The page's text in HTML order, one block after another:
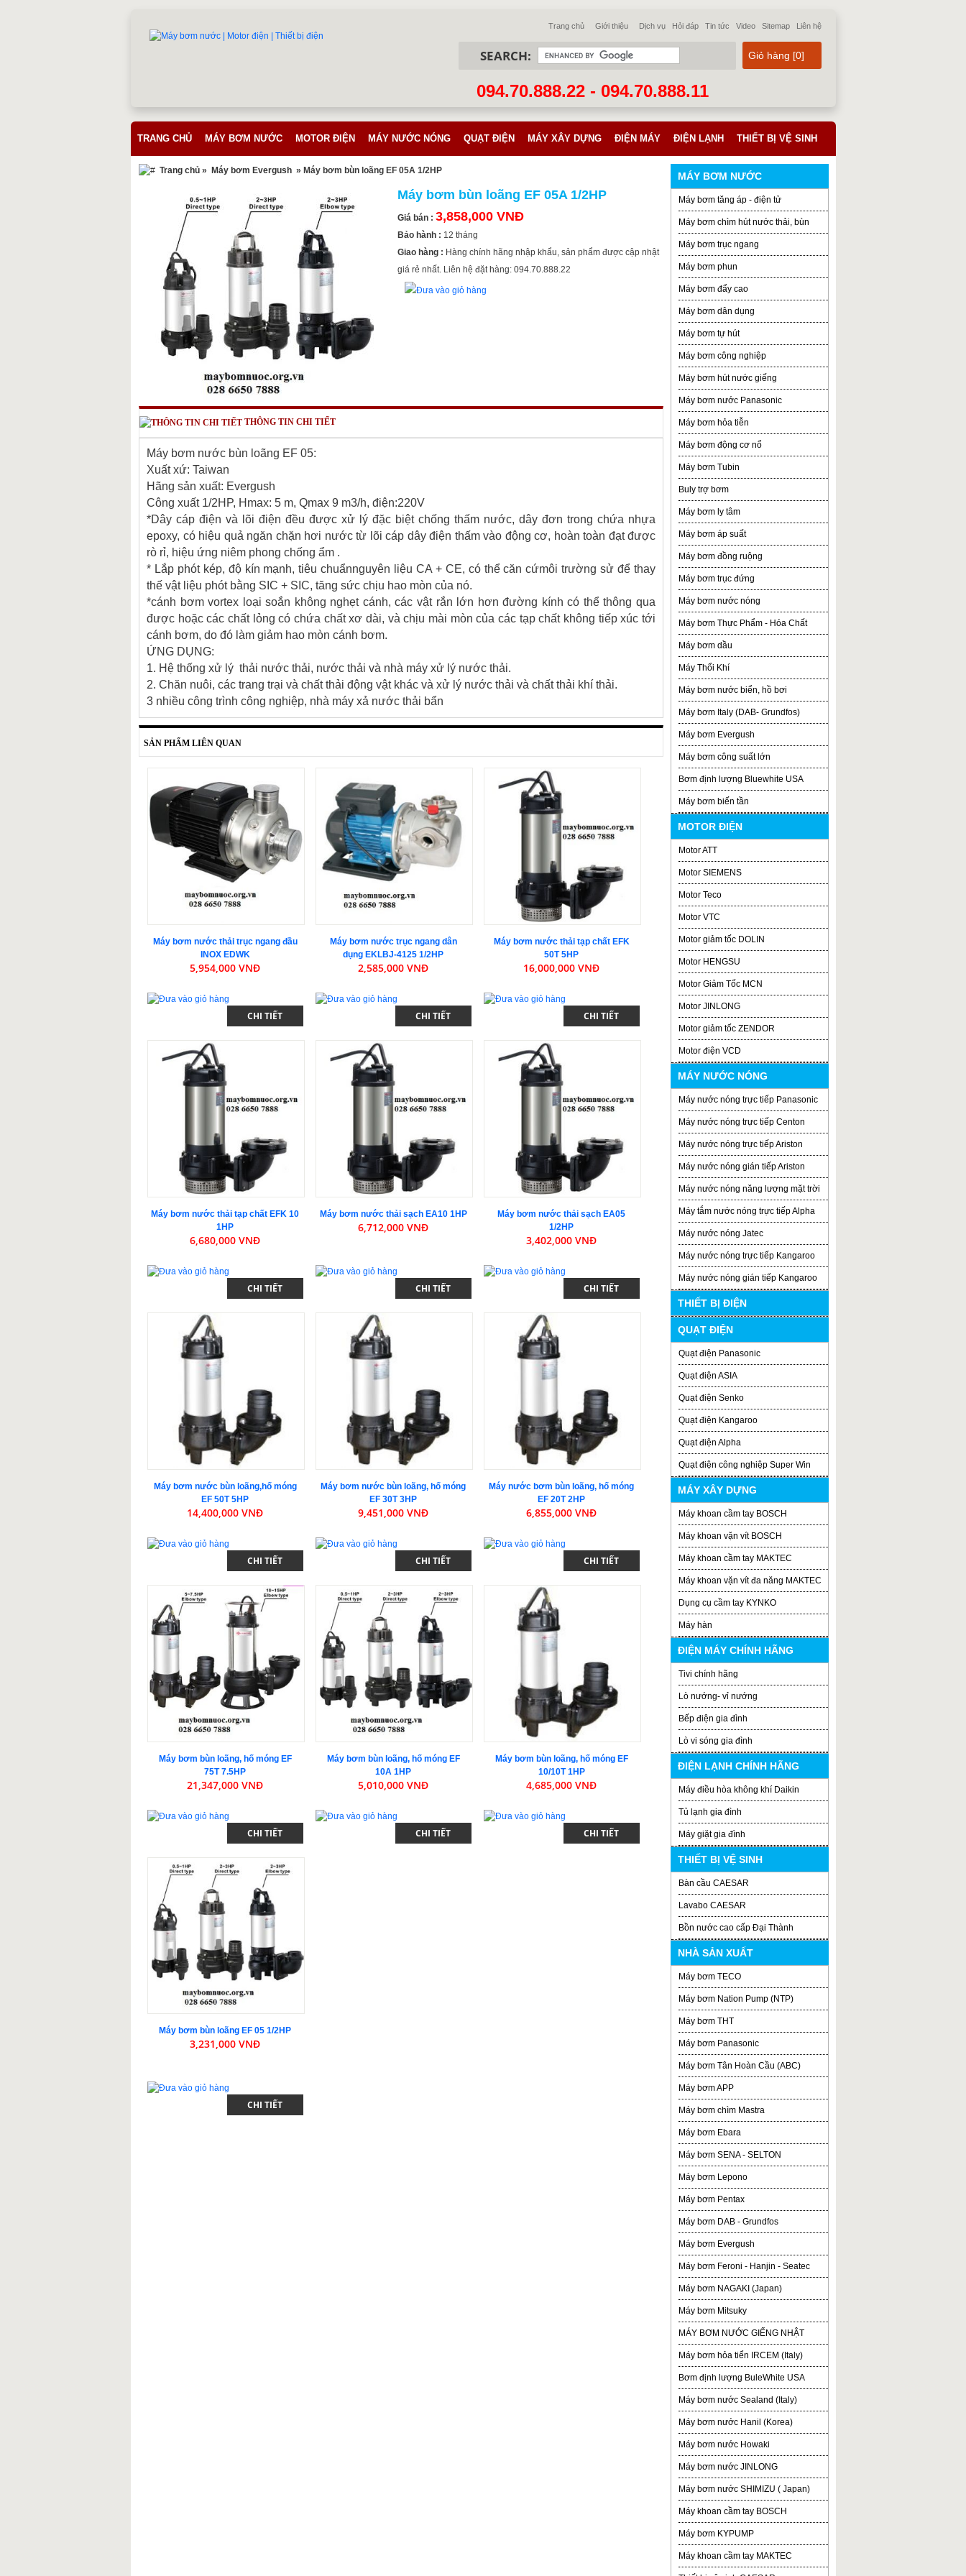
Trang chủ Giới thiệu Dịch vụ Hỏi đáp Tin tức Video Sitemap Liên hệ
Giỏ hàng [0]
SEARCH:
094.70.888.22 - 094.70.888.11
TRANG CHỦ MÁY BƠM NƯỚC MOTOR ĐIỆN MÁY NƯỚC NÓNG QUẠT ĐIỆN MÁY XÂY DỰNG ĐIỆN MÁY ĐIỆN LẠNH THIẾT BỊ VỆ SINH
Trang chủ » Máy bơm Evergush » Máy bơm bùn loãng EF 05A 1/2HP
Máy bơm bùn loãng EF 05A 1/2HP
Giá bán : 3,858,000 VNĐ
Bảo hành : 12 tháng
Giao hàng : Hàng chính hãng nhập khẩu, sản phẩm được cập nhật
giá rẻ nhất. Liên hệ đặt hàng: 094.70.888.22
THÔNG TIN CHI TIẾT
Máy bơm nước bùn loãng EF 05:
Xuất xứ: Taiwan
Hãng sản xuất: Evergush
Công xuất 1/2HP, Hmax: 5 m, Qmax 9 m3/h, điện:220V
*Dây cáp điện và lõi điện đều được xử lý đặc biệt chống thấm nước, dây đơn trong chứa nhựa
epoxy, có hiệu quả ngăn chặn hơi nước từ lõi cáp dây điện thấm vào động cơ, hoàn toàn đạt được
rò rỉ, hiệu ứng niêm phong chống ẩm .
* Lắp phót kép, độ kín mạnh, tiêu chuẩnnguyên liệu CA + CE, có thể căn cứmôi trường sử để thay
thế vật liệu phót bằng SIC + SIC, tăng sức chịu hao mòn của nó.
*cánh bơm vortex loại soắn không nghẹt cánh, các vật rắn lớn hơn đường kính có thể thông qua
được hoặc các chất lỏng có chứa chất xơ dài, và chịu mài mòn của các tạp chất không tiếp xúc tới
cánh bơm, do đó làm giảm hao mòn cánh bơm.
ỨNG DỤNG:
1. Hệ thống xử lý thải nước thải, nước thải và nhà máy xử lý nước thải.
2. Chăn nuôi, các trang trại và chất thải động vật khác và xử lý nước thải và chất thải khí thải.
3 nhiều công trình công nghiệp, nhà máy xả nước thải bẩn
SẢN PHẨM LIÊN QUAN
Máy bơm nước thải trục ngang đầu
INOX EDWK
5,954,000 VNĐ
CHI TIẾT
Máy bơm nước trục ngang dân
dụng EKLBJ-4125 1/2HP
2,585,000 VNĐ
CHI TIẾT
Máy bơm nước thải tạp chất EFK
50T 5HP
16,000,000 VNĐ
CHI TIẾT
Máy bơm nước thải tạp chất EFK 10
1HP
6,680,000 VNĐ
CHI TIẾT
Máy bơm nước thải sạch EA10 1HP
6,712,000 VNĐ
CHI TIẾT
Máy bơm nước thải sạch EA05
1/2HP
3,402,000 VNĐ
CHI TIẾT
Máy bơm nước bùn loãng,hố móng
EF 50T 5HP
14,400,000 VNĐ
CHI TIẾT
Máy bơm nước bùn loãng, hố móng
EF 30T 3HP
9,451,000 VNĐ
CHI TIẾT
Máy nước bơm bùn loãng, hố móng
EF 20T 2HP
6,855,000 VNĐ
CHI TIẾT
Máy bơm bùn loãng, hố móng EF
75T 7.5HP
21,347,000 VNĐ
CHI TIẾT
Máy bơm bùn loãng, hố móng EF
10A 1HP
5,010,000 VNĐ
CHI TIẾT
Máy bơm bùn loãng, hố móng EF
10/10T 1HP
4,685,000 VNĐ
CHI TIẾT
Máy bơm bùn loãng EF 05 1/2HP
3,231,000 VNĐ
CHI TIẾT
MÁY BƠM NƯỚC
Máy bơm tăng áp - điện tử
Máy bơm chìm hút nước thải, bùn
Máy bơm trục ngang
Máy bơm phun
Máy bơm đẩy cao
Máy bơm dân dụng
Máy bơm tự hút
Máy bơm công nghiệp
Máy bơm hút nước giếng
Máy bơm nước Panasonic
Máy bơm hỏa tiễn
Máy bơm động cơ nổ
Máy bơm Tubin
Buly trợ bơm
Máy bơm ly tâm
Máy bơm áp suất
Máy bơm đồng ruộng
Máy bơm trục đứng
Máy bơm nước nóng
Máy bơm Thực Phẩm - Hóa Chất
Máy bơm dầu
Máy Thổi Khí
Máy bơm nước biển, hồ bơi
Máy bơm Italy (DAB- Grundfos)
Máy bơm Evergush
Máy bơm công suất lớn
Bơm định lượng Bluewhite USA
Máy bơm biến tần
MOTOR ĐIỆN
Motor ATT
Motor SIEMENS
Motor Teco
Motor VTC
Motor giảm tốc DOLIN
Motor HENGSU
Motor Giảm Tốc MCN
Motor JINLONG
Motor giảm tốc ZENDOR
Motor điện VCD
MÁY NƯỚC NÓNG
Máy nước nóng trực tiếp Panasonic
Máy nước nóng trực tiếp Centon
Máy nước nóng trực tiếp Ariston
Máy nước nóng gián tiếp Ariston
Máy nước nóng năng lượng mặt trời
Máy tắm nước nóng trực tiếp Alpha
Máy nước nóng Jatec
Máy nước nóng trực tiếp Kangaroo
Máy nước nóng gián tiếp Kangaroo
THIẾT BỊ ĐIỆN
QUẠT ĐIỆN
Quạt điện Panasonic
Quạt điện ASIA
Quạt điện Senko
Quạt điện Kangaroo
Quạt điện Alpha
Quạt điện công nghiệp Super Win
MÁY XÂY DỰNG
Máy khoan cầm tay BOSCH
Máy khoan vặn vít BOSCH
Máy khoan cầm tay MAKTEC
Máy khoan vặn vít đa năng MAKTEC
Dụng cụ cầm tay KYNKO
Máy hàn
ĐIỆN MÁY CHÍNH HÃNG
Tivi chính hãng
Lò nướng- vỉ nướng
Bếp điện gia đình
Lò vi sóng gia đình
ĐIỆN LẠNH CHÍNH HÃNG
Máy điều hòa không khí Daikin
Tủ lạnh gia đình
Máy giặt gia đình
THIẾT BỊ VỆ SINH
Bàn cầu CAESAR
Lavabo CAESAR
Bồn nước cao cấp Đại Thành
NHÀ SẢN XUẤT
Máy bơm TECO
Máy bơm Nation Pump (NTP)
Máy bơm THT
Máy bơm Panasonic
Máy bơm Tân Hoàn Cầu (ABC)
Máy bơm APP
Máy bơm chìm Mastra
Máy bơm Ebara
Máy bơm SENA - SELTON
Máy bơm Lepono
Máy bơm Pentax
Máy bơm DAB - Grundfos
Máy bơm Evergush
Máy bơm Feroni - Hanjin - Seatec
Máy bơm NAGAKI (Japan)
Máy bơm Mitsuky
MÁY BƠM NƯỚC GIẾNG NHẬT
Máy bơm hỏa tiển IRCEM (Italy)
Bơm định lượng BuleWhite USA
Máy bơm nước Sealand (Italy)
Máy bơm nước Hanil (Korea)
Máy bơm nước Howaki
Máy bơm nước JINLONG
Máy bơm nước SHIMIZU ( Japan)
Máy khoan cầm tay BOSCH
Máy bơm KYPUMP
Máy khoan cầm tay MAKTEC